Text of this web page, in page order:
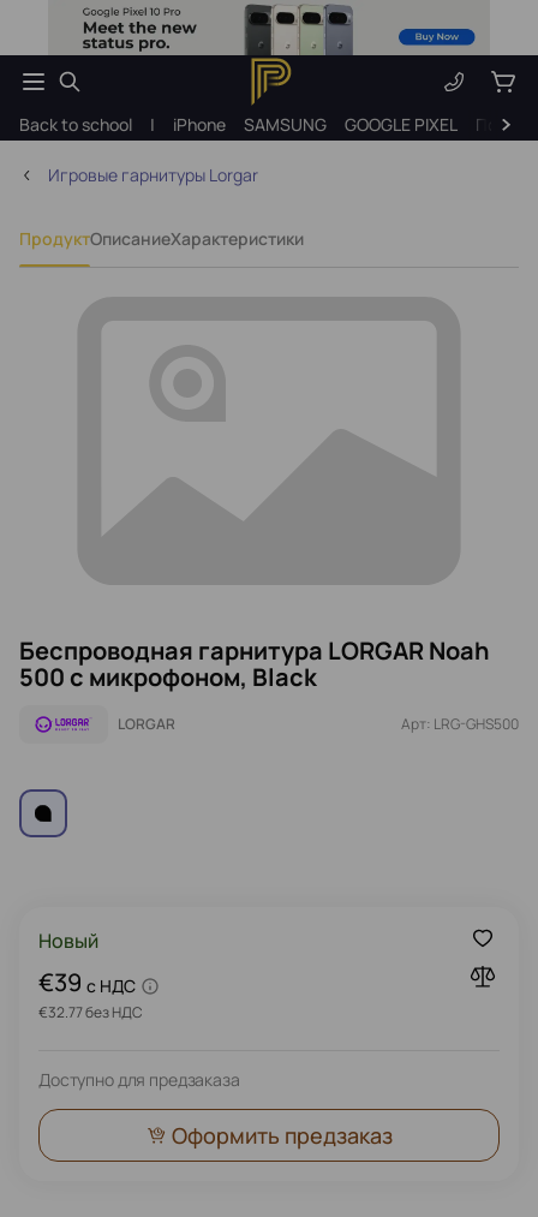
Back to school | iPhone SAMSUNG GOOGLE PIXEL
Игровые гарнитуры Lorgar
ПродуктОписаниеХарактеристики
Беспроводная гарнитура LORGAR Noah
500 с микрофоном, Black
LORGAR Арт: LRG-GHS500
Новый
€39 c НДС
€32.77 без НДС
Доступно для предзаказа
Оформить предзаказ